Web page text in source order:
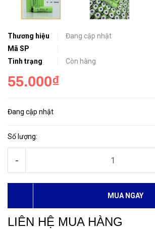
Thương hiệu
Đang cập nhật
Mã SP
Tình trạng
Còn hàng
55.000₫
Đang cập nhật
Số lượng:
-
MUA NGAY
LIÊN HỆ MUA HÀNG